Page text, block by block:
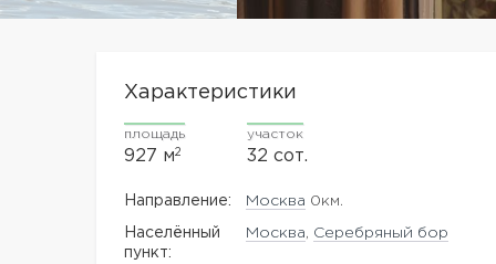
Характеристики
площадь
927 м2
участок
32 сот.
Направление: Москва 0км.
Населённый
пункт:
Москва Серебряный бор